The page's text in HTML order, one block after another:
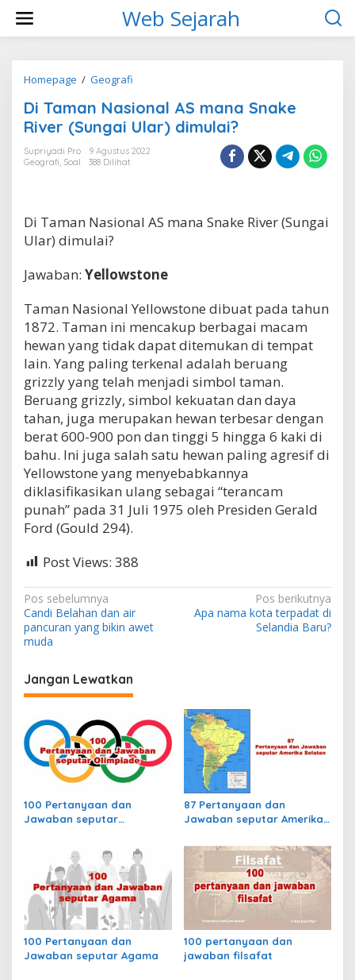
w
Web Sejarah
Homepage / Geografi
T
a
m
a
i
l
S
m
a
n
a
S
n
a
k
e
R
v
e
r
n
i
U
m
u
l
a
i
Di Taman Nasional AS mana Snake
River (Sungai Ular) dimulai?
Supriyadi Pro
9 Agustus 2022
Geografi, Soal 388 Dilihat
Di Taman Nasional AS mana Snake River (Sungai
Ular) dimulai?
Jawaban: Yellowstone
Taman Nasional Yellowstone dibuat pada tahun
1872. Taman ini mencakup berbagai macam
hewan yang tidak dapat ditemukan di tempat
lain. Yang paling terkenal adalah beruang
grizzly yang telah menjadi simbol taman.
Beruang grizzly, simbol kekuatan dan daya
tahan, juga merupakan hewan terbesar dengan
berat 600-900 pon dan tinggi 5 hingga 6 kaki di
bahu. Ini juga salah satu hewan paling agresif di
Yellowstone yang menyebabkannya
diklasifikasikan ulang sebagai “terancam
punah” pada 31 Juli 1975 oleh Presiden Gerald
Ford (Gould 294).
Post Views: 388
N
a
v
i
g
s
i
o
s
Pos sebelumnya
Candi Belahan dan air
pancuran yang bikin awet
muda
Pos berikutnya
Apa nama kota terpadat di
Selandia Baru?
Jangan Lewatkan
100 Pertanyaan dan
Jawaban seputar
87 Pertanyaan dan
Jawaban seputar Amerika
100 Pertanyaan dan
Jawaban seputar Agama
100 pertanyaan dan
jawaban filsafat